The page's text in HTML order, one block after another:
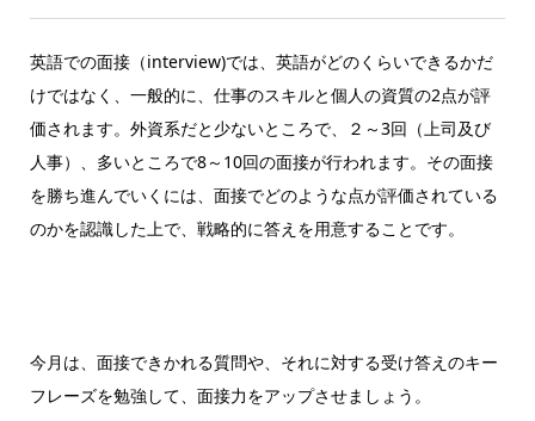
英語での面接（interview)では、英語がどのくらいできるかだ
けではなく、一般的に、仕事のスキルと個人の資質の2点が評
価されます。外資系だと少ないところで、２～3回（上司及び
人事）、多いところで8～10回の面接が行われます。その面接
を勝ち進んでいくには、面接でどのような点が評価されている
のかを認識した上で、戦略的に答えを用意することです。
今月は、面接できかれる質問や、それに対する受け答えのキー
フレーズを勉強して、面接力をアップさせましょう。